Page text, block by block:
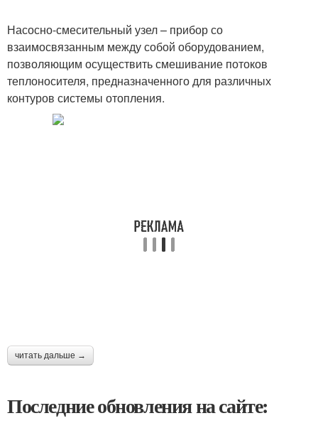
Насосно-смесительный узел – прибор со
взаимосвязанным между собой оборудованием,
позволяющим осуществить смешивание потоков
теплоносителя, предназначенного для различных
контуров системы отопления.
читать дальше →
Последние обновления на сайте: